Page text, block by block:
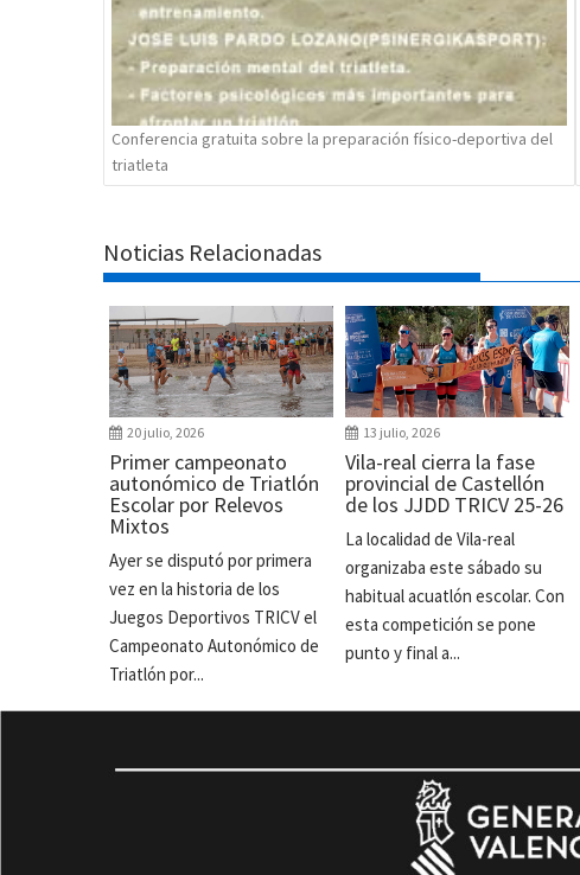
Conferencia gratuita sobre la preparación físico-deportiva del
triatleta
Noticias Relacionadas
20 julio, 2026
Primer campeonato
autonómico de Triatlón
Escolar por Relevos
Mixtos
Ayer se disputó por primera
vez en la historia de los
Juegos Deportivos TRICV el
Campeonato Autonómico de
Triatlón por...
13 julio, 2026
Vila-real cierra la fase
provincial de Castellón
de los JJDD TRICV 25-26
La localidad de Vila-real
organizaba este sábado su
habitual acuatlón escolar. Con
esta competición se pone
punto y final a...